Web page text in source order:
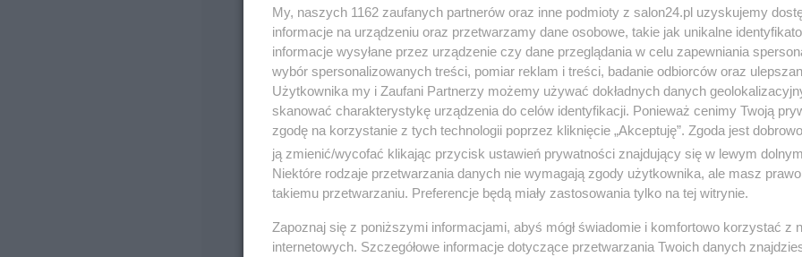
My, naszych 1162 zaufanych partnerów oraz inne podmioty z salon24.pl uzyskujemy
informacje na urządzeniu oraz przetwarzamy dane osobowe, takie jak unikalne
informacje wysyłane przez urządzenie czy dane przeglądania w celu zapewniania
wybór spersonalizowanych treści, pomiar reklam i treści, badanie odbiorców oraz
Użytkownika my i Zaufani Partnerzy możemy używać dokładnych danych
skanować charakterystykę urządzenia do celów identyfikacji. Ponieważ cenimy Twoją
zgodę na korzystanie z tych technologii poprzez kliknięcie „Akceptuję”. Zgoda jest
ją zmienić/wycofać klikając przycisk ustawień prywatności znajdujący się w lewym
Niektóre rodzaje przetwarzania danych nie wymagają zgody użytkownika, ale masz
takiemu przetwarzaniu. Preferencje będą miały zastosowania tylko na tej witrynie.
Zapoznaj się z poniższymi informacjami, abyś mógł świadomie i komfortowo korzystać z
internetowych. Szczegółowe informacje dotyczące przetwarzania Twoich danych